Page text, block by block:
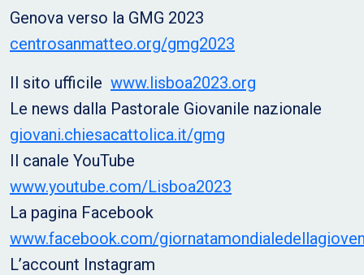
Genova verso la GMG 2023
centrosanmatteo.org/gmg2023
Il sito ufficile www.lisboa2023.org
Le news dalla Pastorale Giovanile nazionale
giovani.chiesacattolica.it/gmg
Il canale YouTube
www.youtube.com/Lisboa2023
La pagina Facebook
www.facebook.com/
L’account Instagram